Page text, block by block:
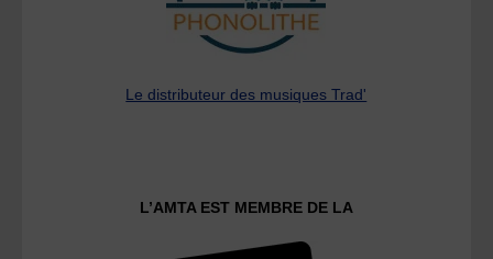
Le distributeur des musiques Trad'
L’AMTA EST MEMBRE DE LA